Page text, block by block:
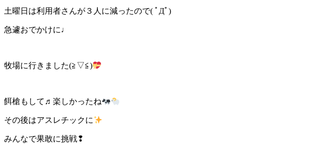
土曜日は利用者さんが３人に減ったので( ﾟДﾟ)
急遽おでかけに♩
牧場に行きました(≧▽≦)
餌槍もして♬楽しかったね
その後はアスレチックに
みんなで果敢に挑戦❢